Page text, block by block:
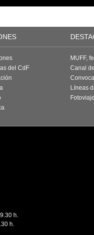
del CdF
MUFF,
Canal
Líneas
h.
h.